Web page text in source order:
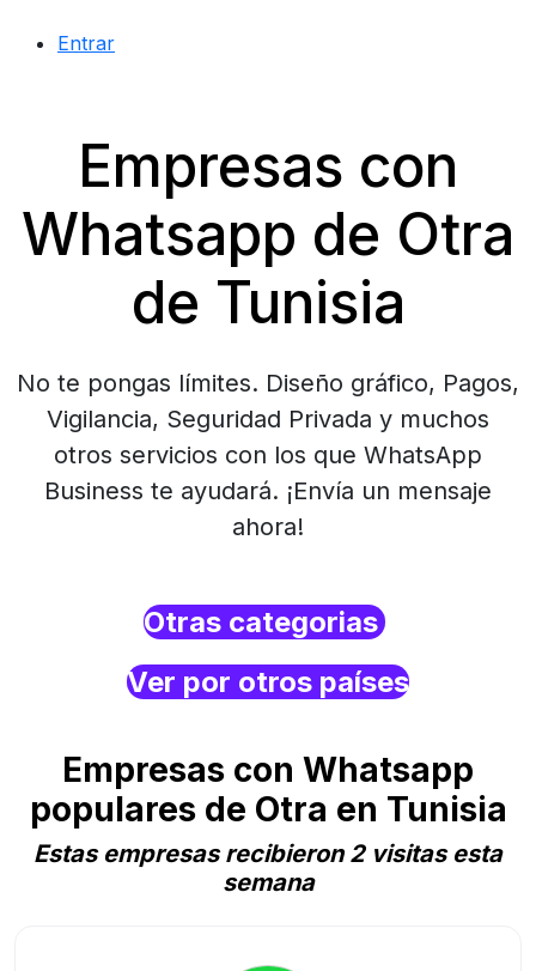
Entrar
Empresas con
Whatsapp de Otra
de Tunisia
No te pongas límites. Diseño gráfico, Pagos,
Vigilancia, Seguridad Privada y muchos
otros servicios con los que WhatsApp
Business te ayudará. ¡Envía un mensaje
ahora!
Otras categorias
Ver por otros países
Empresas con Whatsapp
populares de Otra en Tunisia
Estas empresas recibieron 2 visitas esta
semana